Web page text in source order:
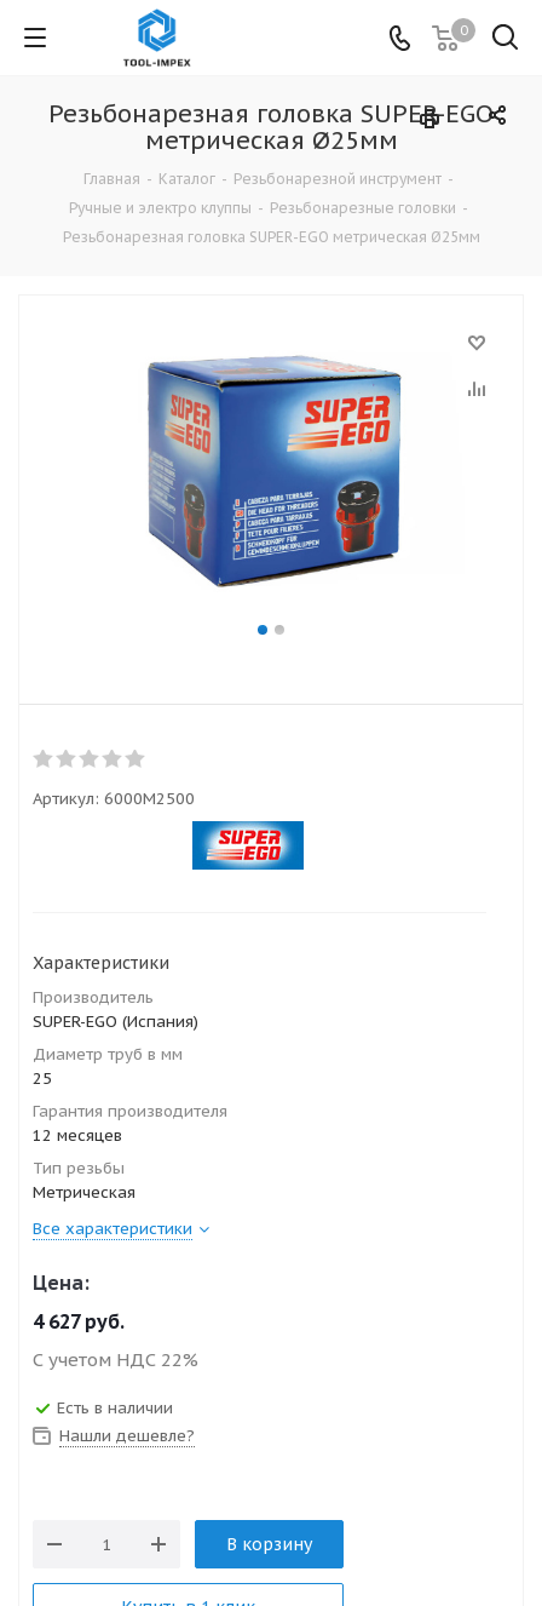
0
Резьбонарезная головка SUPER-EGO
метрическая Ø25мм
Главная - Каталог - Резьбонарезной инструмент -
Ручные и электро клуппы - Резьбонарезные головки -
Резьбонарезная головка SUPER-EGO метрическая Ø25мм
Артикул: 6000M2500
Характеристики
Производитель
SUPER-EGO (Испания)
Диаметр труб в мм
25
Гарантия производителя
12 месяцев
Тип резьбы
Метрическая
Все характеристики
Цена:
4 627руб.
С учетом НДС 22%
Есть в наличии
Нашли дешевле?
В корзину